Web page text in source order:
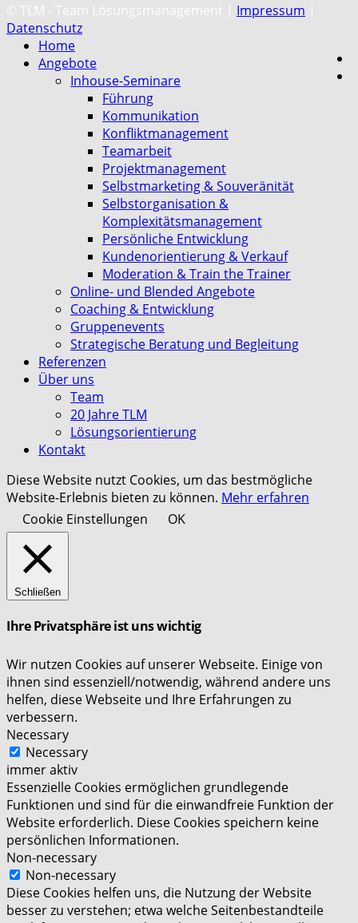
© TLM - Team Lösungsmanagement | Impressum |
Datenschutz
Home
Angebote
Inhouse-Seminare
Führung
Kommunikation
Konfliktmanagement
Teamarbeit
Projektmanagement
Selbstmarketing & Souveränität
Selbstorganisation &
Komplexitätsmanagement
Persönliche Entwicklung
Kundenorientierung & Verkauf
Moderation & Train the Trainer
Online- und Blended Angebote
Coaching & Entwicklung
Gruppenevents
Strategische Beratung und Begleitung
Referenzen
Über uns
Team
20 Jahre TLM
Lösungsorientierung
Kontakt
Diese Website nutzt Cookies, um das bestmögliche
Website-Erlebnis bieten zu können. Mehr erfahren
Cookie Einstellungen
OK
Schließen
Ihre Privatsphäre ist uns wichtig
Wir nutzen Cookies auf unserer Webseite. Einige von
ihnen sind essenziell/notwendig, während andere uns
helfen, diese Webseite und Ihre Erfahrungen zu
verbessern.
Necessary
Necessary
immer aktiv
Essenzielle Cookies ermöglichen grundlegende
Funktionen und sind für die einwandfreie Funktion der
Website erforderlich. Diese Cookies speichern keine
persönlichen Informationen.
Non-necessary
Non-necessary
Diese Cookies helfen uns, die Nutzung der Website
besser zu verstehen; etwa welche Seitenbestandteile